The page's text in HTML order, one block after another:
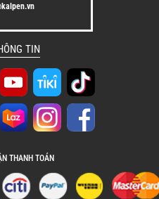
- Đáp ứng đa
độ nấu thông minh
tối ưu nhiệt độ và thời
đến chế độ làm
rụm ngay tại nhà,
TIN
THANH TOÁN